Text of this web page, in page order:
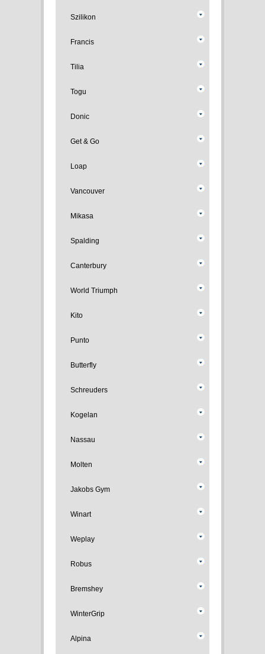
Szilikon
Francis
Tilia
Togu
Donic
Get & Go
Loap
Vancouver
Mikasa
Spalding
Canterbury
World Triumph
Kito
Punto
Butterfly
Schreuders
Kogelan
Nassau
Molten
Jakobs Gym
Winart
Weplay
Robus
Bremshey
WinterGrip
Alpina